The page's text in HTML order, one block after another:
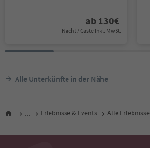
ab 130€
Nacht / Gäste Inkl. MwSt.
Alle Unterkünfte in der Nähe
... Erlebnisse & Events Alle Erlebnisse